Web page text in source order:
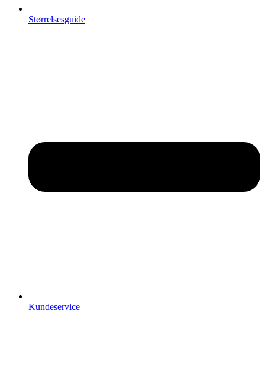
Størrelsesguide
Kundeservice